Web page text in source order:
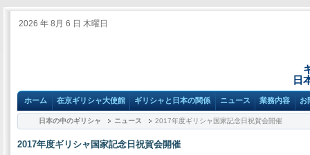
2026 年 8月 6 日 木曜日
日
ホーム 在京ギリシャ大使館 ギリシャと日本の関係 ニュース 業務内容 お
日本の中のギリシャ ニュース 2017年度ギリシャ国家記念日祝賀会開催
2017年度ギリシャ国家記念日祝賀会開催